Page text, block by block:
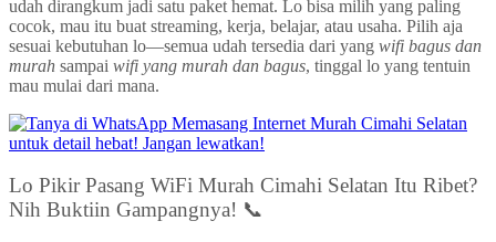
udah dirangkum jadi satu paket hemat. Lo bisa milih yang paling
cocok, mau itu buat streaming, kerja, belajar, atau usaha. Pilih aja
sesuai kebutuhan lo—semua udah tersedia dari yang wifi bagus dan
murah sampai wifi yang murah dan bagus, tinggal lo yang tentuin
mau mulai dari mana.
Lo Pikir Pasang WiFi Murah Cimahi Selatan Itu Ribet?
Nih Buktiin Gampangnya! 📞